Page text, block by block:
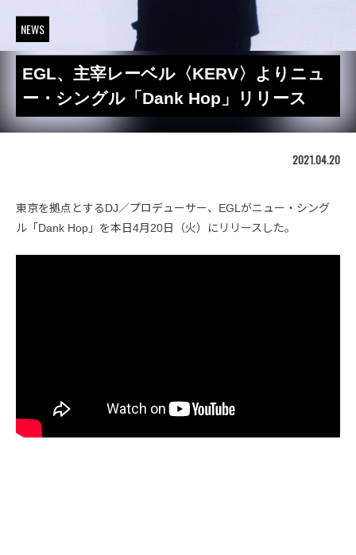
NEWS
EGL、主宰レーベル〈KERV〉よりニュ
ー・シングル「Dank Hop」リリース
2021.04.20
東京を拠点とするDJ／プロデューサー、EGLがニュー・シング
ル「Dank Hop」を本日4月20日（火）にリリースした。